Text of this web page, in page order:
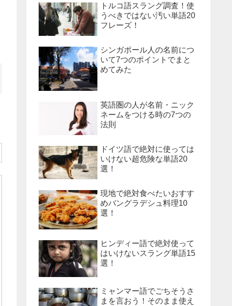
トルコ語スラング調査！使
うべきではない汚い単語20
フレーズ！
シンガポール人の名前につ
いて7つのポイントでまと
めてみた
英語圏の人が名前・ニック
ネームをつける時の7つの
法則
ドイツ語で絶対に使っては
いけない超危険な単語20
選！
現地で絶対食べたいおすす
めバングラデシュ料理10
選！
ヒンディー語で絶対使って
はいけないスラング単語15
選！
ミャンマー語でごちそうさ
まを言おう！そのまま使え